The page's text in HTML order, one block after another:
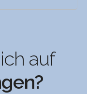
auf